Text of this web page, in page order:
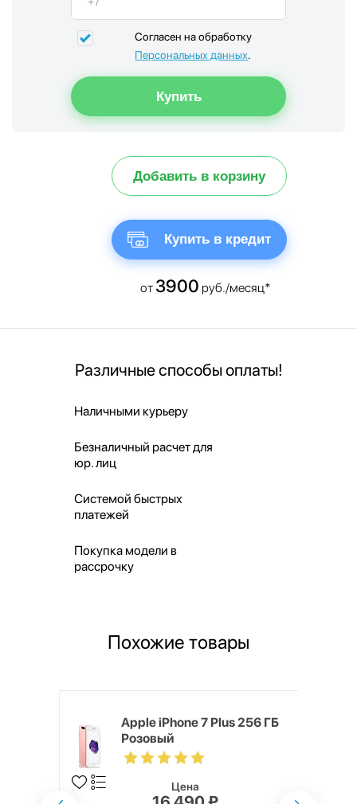
Согласен на обработку
Персональных данных.
Добавить в корзину
Купить в кредит
от 3900 руб./месяц*
Различные способы оплаты!
Наличными курьеру
Безналичный расчет для
юр. лиц
Системой быстрых
платежей
Покупка модели в
рассрочку
Похожие товары
Apple iPhone 7 Plus 256 ГБ
Розовый
Цена